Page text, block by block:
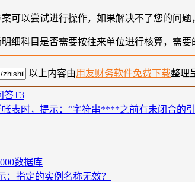
可以尝试进行操作，如果解决不了您的问题
细科目是否需要按往来单位进行核算，需要
以上内容由用友财务软件免费下载整理
答T3
表时，提示：“字符串****之前有未闭合的引
数据库
：指定的实例名称无效？